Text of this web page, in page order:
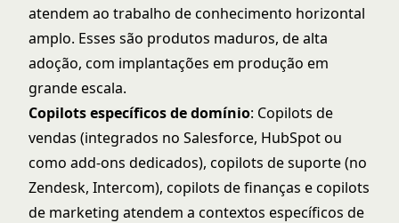
atendem ao trabalho de conhecimento horizontal
amplo. Esses são produtos maduros, de alta
adoção, com implantações em produção em
grande escala.
Copilots específicos de domínio: Copilots de
vendas (integrados no Salesforce, HubSpot ou
como add-ons dedicados), copilots de suporte (no
Zendesk, Intercom), copilots de finanças e copilots
de marketing atendem a contextos específicos de